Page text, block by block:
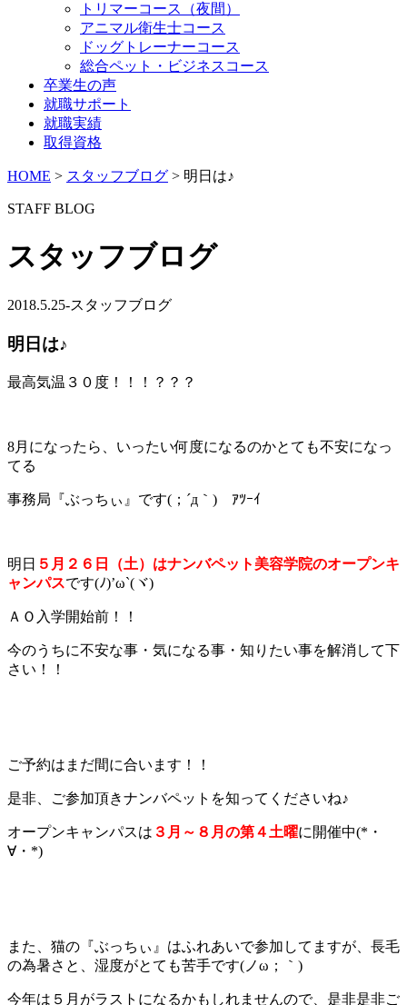
トリマーコース（夜間）
アニマル衛生士コース
ドッグトレーナーコース
総合ペット・ビジネスコース
卒業生の声
就職サポート
就職実績
取得資格
HOME > スタッフブログ > 明日は♪
STAFF BLOG
スタッフブログ
2018.5.25-スタッフブログ
明日は♪
最高気温３０度！！！？？？
8月になったら、いったい何度になるのかとても不安になっ
てる
事務局『ぶっちぃ』です(；´д｀)ゞｱﾂｰｲ
明日 ５月２６日（土）はナンバペット美容学院のオープンキ
ャンパスです(ﾉ)’ω`(ヾ)
ＡＯ入学開始前！！
今のうちに不安な事・気になる事・知りたい事を解消して下
さい！！
ご予約はまだ間に合います！！
是非、ご参加頂きナンバペットを知ってくださいね♪
オープンキャンパスは ３月～８月の第４土曜に開催中(*・
∀・*)
また、猫の『ぶっちぃ』はふれあいで参加してますが、長毛
の為暑さと、湿度がとても苦手です(ノω；｀)
今年は５月がラストになるかもしれませんので、是非是非ご